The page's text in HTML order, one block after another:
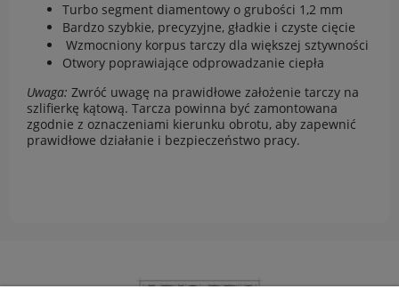
Turbo segment diamentowy o grubości 1,2 mm
Bardzo szybkie, precyzyjne, gładkie i czyste cięcie
Wzmocniony korpus tarczy dla większej sztywności
Otwory poprawiające odprowadzanie ciepła
Uwaga: Zwróć uwagę na prawidłowe założenie tarczy na
szlifierkę kątową. Tarcza powinna być zamontowana
zgodnie z oznaczeniami kierunku obrotu, aby zapewnić
prawidłowe działanie i bezpieczeństwo pracy.